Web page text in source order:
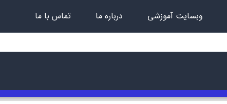
وبسایت آموزشی درباره ما تماس با ما